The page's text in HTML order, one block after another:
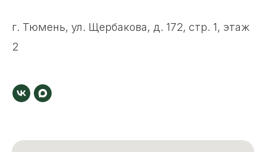
г. Тюмень, ул. Щербакова, д. 172, стр. 1, этаж
2